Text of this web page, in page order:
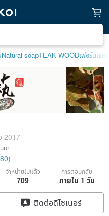
Natural soapTEAK WOODเฟอร์นิเจอร์
2017
มา
จำหน่ายไปแล้ว
709
การตอบกลับ
ภายใน 1 วัน
ติดต่อดีไซเนอร์